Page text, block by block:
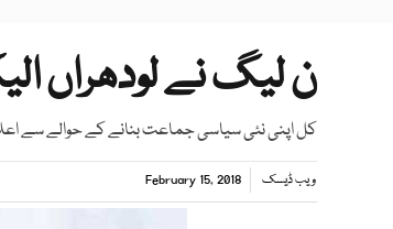
ن لیگ نے لودھراں
کل اپنی نئی سیاسی جماعت بنانے کے حوالے سے
ویب ڈیسک February 15, 2018